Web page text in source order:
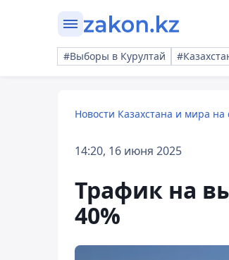
#Выборы в Курултай
Новости Казахстана и мира на
14:20, 16 июня 2025
Трафик на
40%